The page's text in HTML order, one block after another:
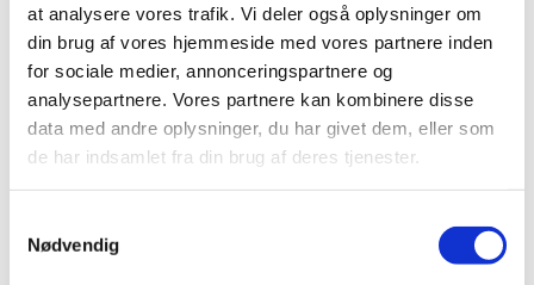
at analysere vores trafik. Vi deler også oplysninger om
din brug af vores hjemmeside med vores partnere inden
for sociale medier, annonceringspartnere og
analysepartnere. Vores partnere kan kombinere disse
data med andre oplysninger, du har givet dem, eller som
de har indsamlet fra din brug af deres tjenester.
Nødvendig
forældrene så med."